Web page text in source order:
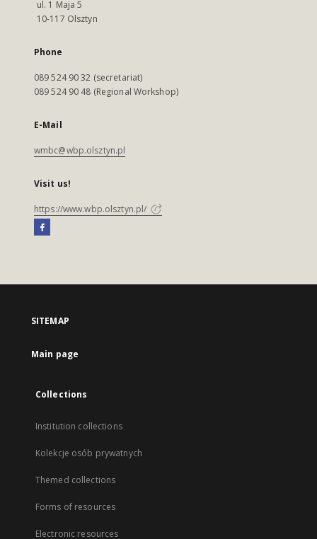
ul. 1 Maja 5
10-117 Olsztyn
Phone
089 524 90 32 (secretariat)
089 524 90 48 (Regional Workshop)
E-Mail
wmbc@wbp.olsztyn.pl
Visit us!
https://www.wbp.olsztyn.pl/
SITEMAP
Main page
Collections
Institution collections
Kolekcje osób prywatnych
Themed collections
Forms of resources
Electronic resources